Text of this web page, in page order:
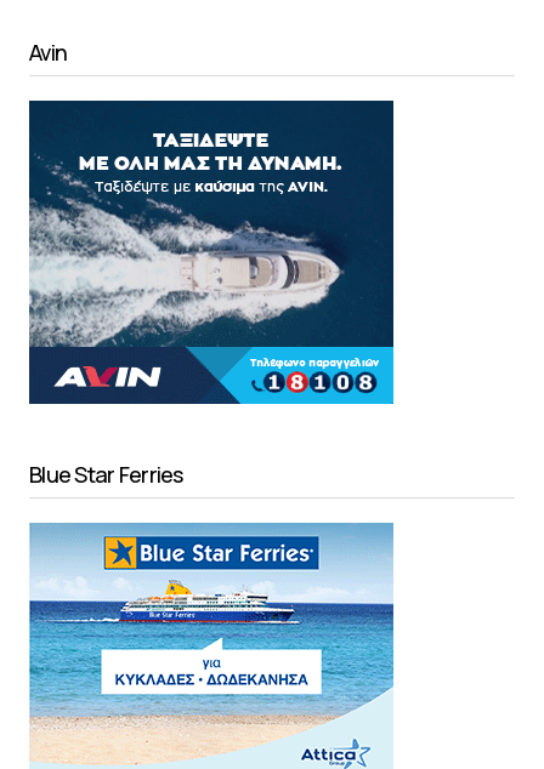
Avin
Blue Star Ferries